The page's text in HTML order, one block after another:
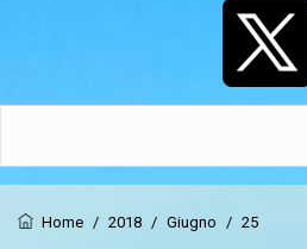
Home / 2018 / Giugno / 25